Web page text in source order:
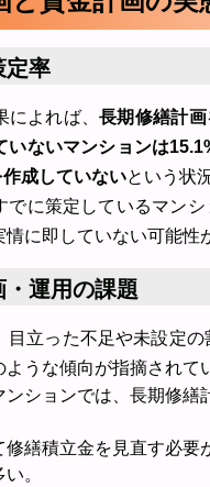
定率
によれば、長期修繕計
いないマンションは
成していないという状
でに策定しているマン
情に即していない可能性
運用の課題
目立った不足や未設定
うな傾向が指摘されて
ションでは、長期修繕
繕積立金を見直す必要
。